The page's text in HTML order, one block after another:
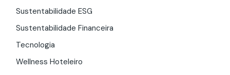
Sustentabilidade ESG
Sustentabilidade Financeira
Tecnologia
Wellness Hoteleiro